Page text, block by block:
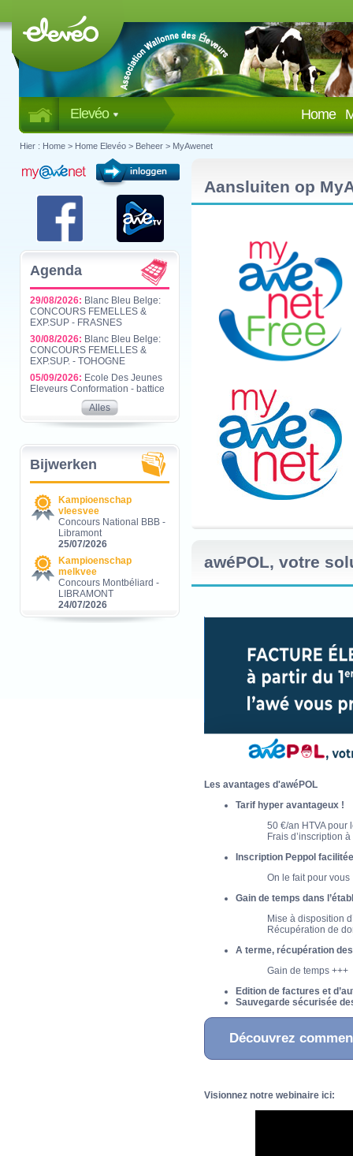
Elevéo Home
Hier : Home > Home Elevéo > Beheer > MyAwenet
Agenda
29/08/2026: Blanc Bleu Belge:
CONCOURS FEMELLES &
EXP.SUP - FRASNES
30/08/2026: Blanc Bleu Belge:
CONCOURS FEMELLES &
EXP.SUP. - TOHOGNE
05/09/2026: Ecole Des Jeunes
Eleveurs Conformation - battice
Alles
Bijwerken
Kampioenschap
vleesvee
Concours National BBB -
Libramont
25/07/2026
Kampioenschap
melkvee
Concours Montbéliard -
LIBRAMONT
24/07/2026
Aansluiten op
awéPOL, votre
Les avantages d'awéPOL
Tarif hyper avantageux !
50 €/an HTVA pour
Frais d’inscription
Inscription Peppol facilitée
On le fait pour vous
Gain de temps dans
Mise à disposition
Récupération de
A terme, récupération
Gain de temps +++
Edition de factures et
Sauvegarde sécurisée
Découvrez
Visionnez notre webinaire ici: